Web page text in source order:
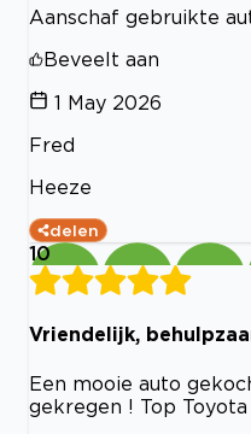
Aanschaf gebruikte
Beveelt aan
1 May 2026
Fred
Heeze
delen
10
Vriendelijk,
Een mooie auto
gekregen ! Top Toyota